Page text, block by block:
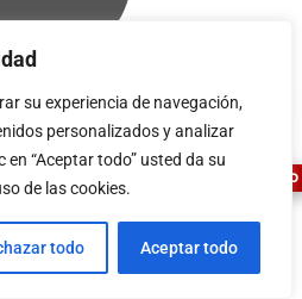
su experiencia de navegación,
personalizados y analizar
“Aceptar todo” usted da su
de las cookies.
todo Aceptar todo
ASESOR FERRETERO